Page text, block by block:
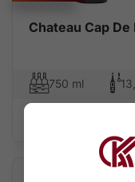
Chateau Cap De
750 ml